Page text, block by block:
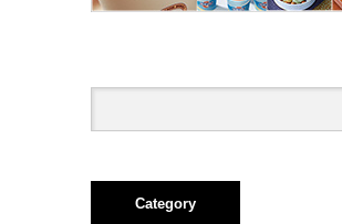
Category